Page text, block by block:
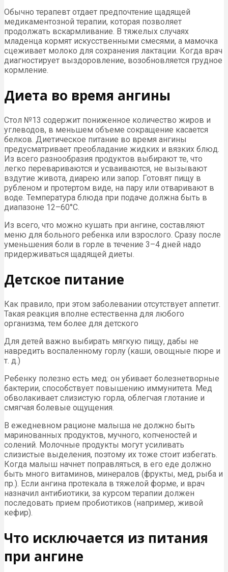
Обычно терапевт отдает предпочтение щадящей
медикаментозной терапии, которая позволяет
продолжать вскармливание. В тяжелых случаях
младенца кормят искусственными смесями, а мамочка
сцеживает молоко для сохранения лактации. Когда врач
диагностирует выздоровление, возобновляется грудное
кормление.
Диета во время ангины
Стол №13 содержит пониженное количество жиров и
углеводов, в меньшем объеме сокращение касается
белков. Диетическое питание во время ангины
предусматривает преобладание жидких и вязких блюд.
Из всего разнообразия продуктов выбирают те, что
легко перевариваются и усваиваются, не вызывают
вздутие живота, диарею или запор. Готовят пищу в
рубленом и протертом виде, на пару или отваривают в
воде. Температура блюда при подаче должна быть в
диапазоне 12–60°С.
Из всего, что можно кушать при ангине, составляют
меню для больного ребенка или взрослого. Сразу после
уменьшения боли в горле в течение 3–4 дней надо
придерживаться щадящей диеты.
Детское питание
Как правило, при этом заболевании отсутствует аппетит.
Такая реакция вполне естественна для любого
организма, тем более для детского
Для детей важно выбирать мягкую пищу, дабы не
навредить воспаленному горлу (каши, овощные пюре и
т. д.)
Ребенку полезно есть мед: он убивает болезнетворные
бактерии, способствует повышению иммунитета. Мед
обволакивает слизистую горла, облегчая глотание и
смягчая болевые ощущения.
В ежедневном рационе малыша не должно быть
маринованных продуктов, мучного, копченостей и
солений. Молочные продукты могут усиливать
слизистые выделения, поэтому их тоже стоит избегать.
Когда малыш начнет поправляться, в его еде должно
быть много витаминов, минералов (фрукты, мед, рыба и
пр.). Если ангина протекала в тяжелой форме, и врач
назначил антибиотики, за курсом терапии должен
последовать прием пробиотиков (например, живой
кефир).
Что исключается из питания
при ангине